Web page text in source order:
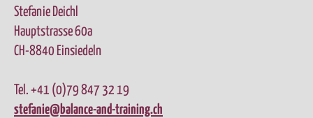
Stefanie Deichl
Hauptstrasse 60a
CH-8840 Einsiedeln
Tel. +41 (0)79 847 32 19
stefanie@balance-and-training.ch